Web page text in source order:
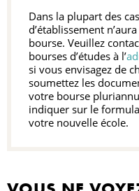
Dans la plupart des
d’établissement
bourse. Veuillez
bourses d’études à l’
si vous envisagez de
soumettez les
votre bourse
indiquer sur le
votre nouvelle école.